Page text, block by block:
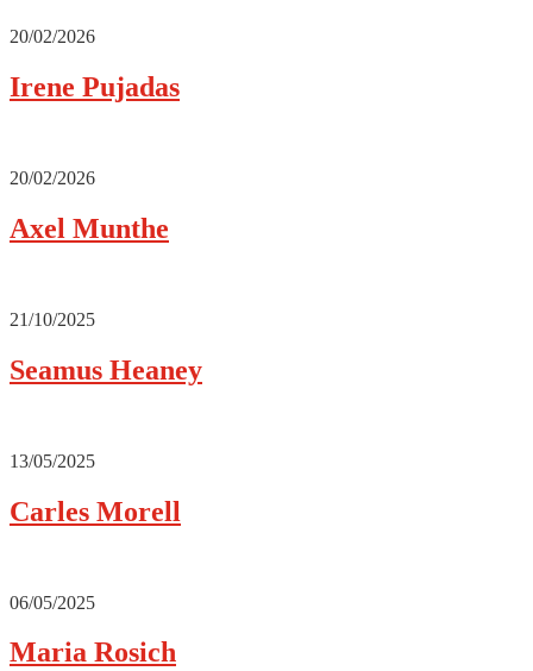
20/02/2026
Irene Pujadas
20/02/2026
Axel Munthe
21/10/2025
Seamus Heaney
13/05/2025
Carles Morell
06/05/2025
Maria Rosich